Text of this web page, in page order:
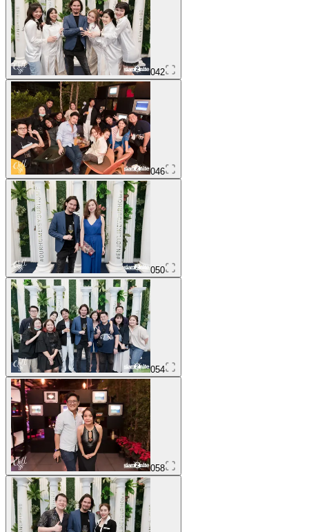
042
046
050
054
058